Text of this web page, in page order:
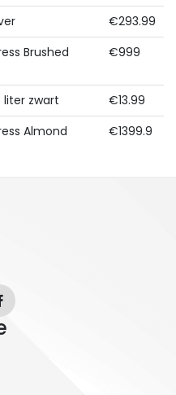
€293.99
Brushed
€999
liter zwart
€13.99
Almond
€1399.9